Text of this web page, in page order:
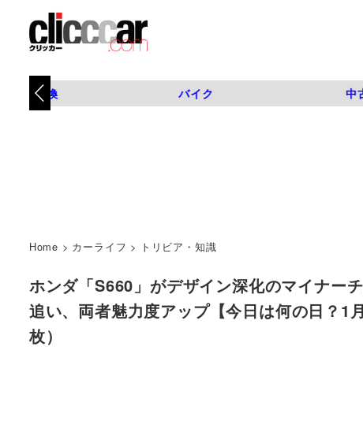
タイヤ交換 バイク 中
Home > カーライフ > トリビア・知識
ホンダ「S660」がデザイン深化のマイナー
追い、両者魅力度アップ【今日は何の日？
枚）